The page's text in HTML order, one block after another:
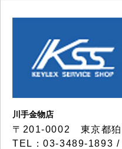
川手金物店
〒201-0002 東京都狛
TEL：03-3489-1893